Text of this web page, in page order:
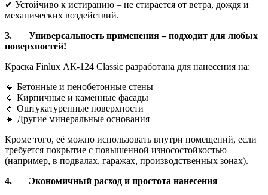
✔ Устойчиво к истиранию – не стирается от ветра, дождя и
механических воздействий.
3.
Универсальность применения – подходит для любых
поверхностей!
Краска Finlux АК-124 Classic разработана для нанесения на:
🔹 Бетонные и пенобетонные стены
🔹 Кирпичные и каменные фасады
🔹 Оштукатуренные поверхности
🔹 Другие минеральные основания
Кроме того, её можно использовать внутри помещений, если
требуется покрытие с повышенной износостойкостью
(например, в подвалах, гаражах, производственных зонах).
4.
Экономичный расход и простота нанесения